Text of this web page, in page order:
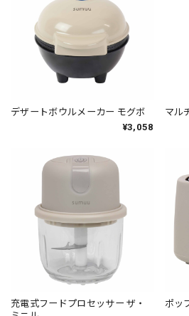
デザートボウルメーカー モグボ
¥3,058
マル
充電式フードプロセッサー ザ・
ポッ